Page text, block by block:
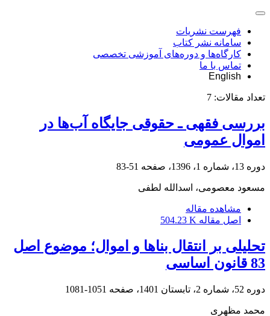
فهرست نشریات
سامانه نشر کتاب
کارگاه‌ها و دوره‌های آموزشی تخصصی
تماس با ما
English
تعداد مقالات: 7
بررسی فقهی ـ حقوقی جایگاه آب‌ها در
اموال عمومی
دوره 13، شماره 1، 1396، صفحه 51-83
مسعود معصومی، اسدالله لطفی
مشاهده مقاله
اصل مقاله 504.23 K
تحلیلی بر انتقال بناها و اموال؛ موضوع اصل
83 قانون اساسی
دوره 52، شماره 2، تابستان 1401، صفحه 1051-1081
محمد مظهری